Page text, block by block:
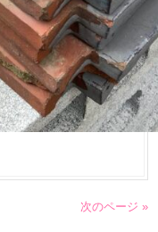
次のページ »